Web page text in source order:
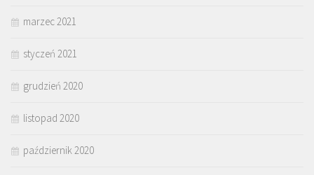
marzec 2021
styczeń 2021
grudzień 2020
listopad 2020
październik 2020